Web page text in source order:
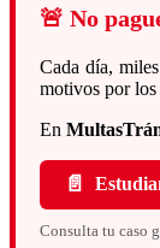
🚨 No
Cada día,
motivos por los
En
📄
Consulta tu caso